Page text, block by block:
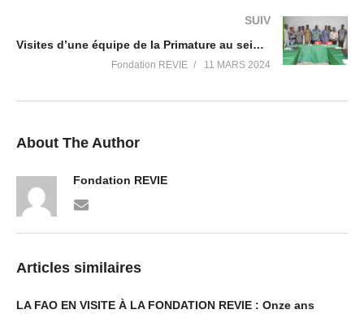
SUIV
Visites d’une équipe de la Primature au sein de la Fondation REVIE
Fondation REVIE 11 MARS 2024
About The Author
Fondation REVIE
Articles similaires
LA FAO EN VISITE À LA FONDATION REVIE : Onze ans